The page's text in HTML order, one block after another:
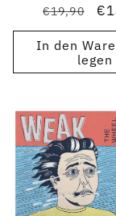
Normaler
Preis
€19,90
In den
legen